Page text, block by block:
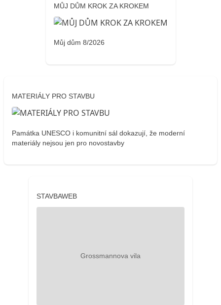
MŮJ DŮM KROK ZA KROKEM
Můj dům 8/2026
MATERIÁLY PRO STAVBU
Památka UNESCO i komunitní sál dokazují, že moderní
materiály nejsou jen pro novostavby
STAVBAWEB